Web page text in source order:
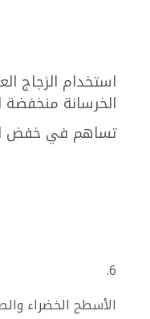
استخدام الزجاج
الخرسانة منخفضة
تساهم في خفض
6.
الأسطح الخضراء